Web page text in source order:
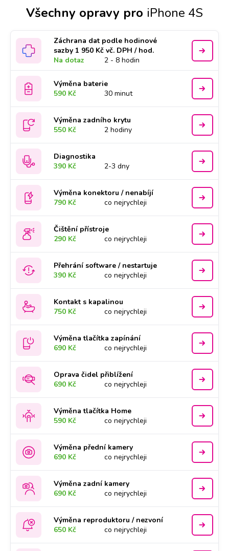
Všechny opravy pro iPhone 4S
Záchrana dat podle hodinové
sazby 1 950 Kč vč. DPH / hod.
Na dotaz
2 - 8 hodin
Výměna baterie
590 Kč
30 minut
Výměna zadního krytu
550 Kč
2 hodiny
Diagnostika
390 Kč
2-3 dny
Výměna konektoru / nenabíjí
790 Kč
co nejrychleji
Čištění přístroje
290 Kč
co nejrychleji
Přehrání software / nestartuje
390 Kč
co nejrychleji
Kontakt s kapalinou
750 Kč
co nejrychleji
Výměna tlačítka zapínání
690 Kč
co nejrychleji
Oprava čidel přiblížení
690 Kč
co nejrychleji
Výměna tlačítka Home
590 Kč
co nejrychleji
Výměna přední kamery
690 Kč
co nejrychleji
Výměna zadní kamery
690 Kč
co nejrychleji
Výměna reproduktoru / nezvoní
650 Kč
co nejrychleji